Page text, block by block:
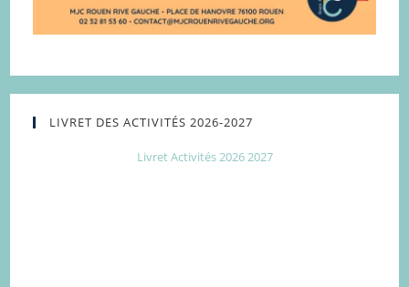
LIVRET DES ACTIVITÉS 2026-2027
Livret Activités 2026 2027